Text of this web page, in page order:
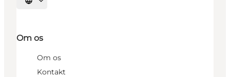
Vælg sprog
Om os
Om os
Kontakt